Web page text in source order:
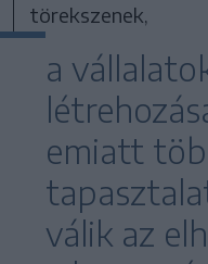
törekszenek,
a
emiatt
válik az